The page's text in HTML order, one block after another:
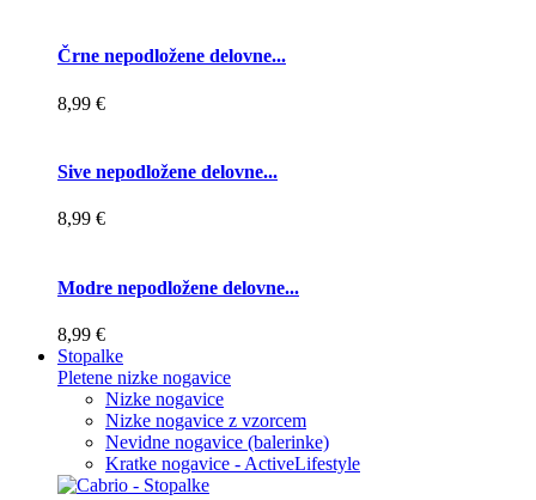
Črne nepodložene delovne...
8,99 €
Sive nepodložene delovne...
8,99 €
Modre nepodložene delovne...
8,99 €
Stopalke
Pletene nizke nogavice
Nizke nogavice
Nizke nogavice z vzorcem
Nevidne nogavice (balerinke)
Kratke nogavice - ActiveLifestyle